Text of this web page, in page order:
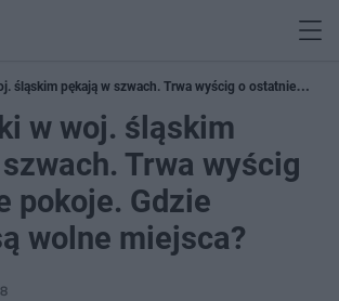
śląskim pękają w szwach. Trwa wyścig o ostatnie
wolne miejsca?
w woj. śląskim
Trwa wyścig
pokoje. Gdzie
wolne miejsca?